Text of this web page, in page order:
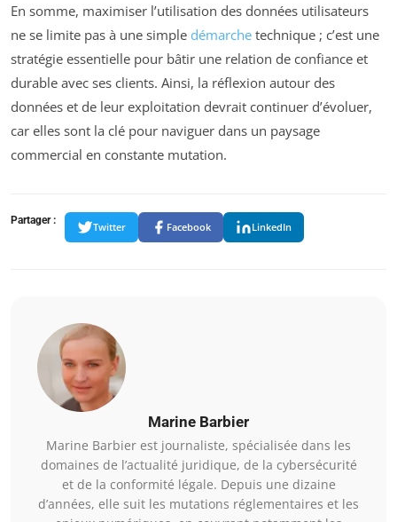
En somme, maximiser l’utilisation des données utilisateurs
ne se limite pas à une simple démarche technique ; c’est une
stratégie essentielle pour bâtir une relation de confiance et
durable avec ses clients. Ainsi, la réflexion autour des
données et de leur exploitation devrait continuer d’évoluer,
car elles sont la clé pour naviguer dans un paysage
commercial en constante mutation.
Partager :
Twitter Facebook LinkedIn
Marine Barbier
Marine Barbier est journaliste, spécialisée dans les
domaines de l’actualité juridique, de la cybersécurité
et de la conformité légale. Depuis une dizaine
d’années, elle suit les mutations réglementaires et les